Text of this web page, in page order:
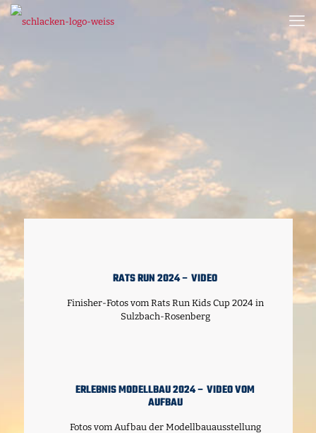
RATS RUN 2024 – VIDEO
Finisher-Fotos vom Rats Run Kids Cup 2024 in
Sulzbach-Rosenberg
ERLEBNIS MODELLBAU 2024 – VIDEO VOM
AUFBAU
Fotos vom Aufbau der Modellbauausstellung